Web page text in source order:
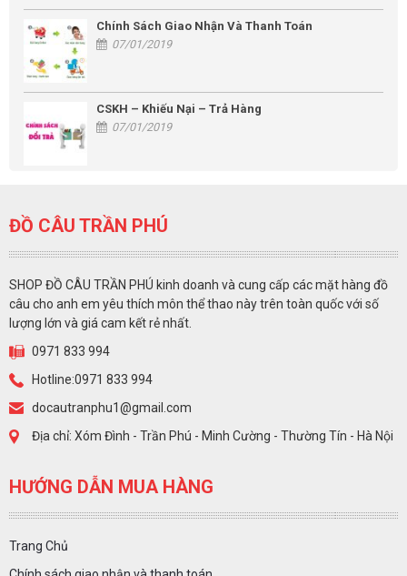
Chính Sách Giao Nhận Và Thanh Toán
07/01/2019
CSKH – Khiếu Nại – Trả Hàng
07/01/2019
ĐỒ CÂU TRẦN PHÚ
SHOP ĐỒ CÂU TRẦN PHÚ kinh doanh và cung cấp các mặt hàng đồ
câu cho anh em yêu thích môn thể thao này trên toàn quốc với số
lượng lớn và giá cam kết rẻ nhất.
0971 833 994
Hotline:0971 833 994
docautranphu1@gmail.com
Địa chỉ: Xóm Đình - Trần Phú - Minh Cường - Thường Tín - Hà Nội
HƯỚNG DẪN MUA HÀNG
Trang Chủ